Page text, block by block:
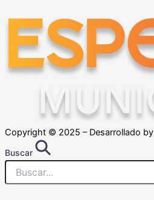
Copyright © 2025 – Desarrollado by
Buscar